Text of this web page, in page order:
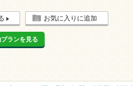
お気に入りに追加
ランを見る